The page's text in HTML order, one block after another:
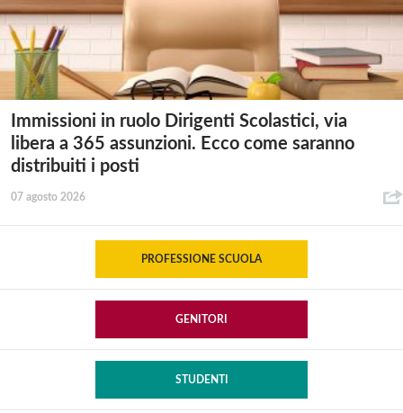
Immissioni in ruolo Dirigenti Scolastici, via
libera a 365 assunzioni. Ecco come saranno
distribuiti i posti
07 agosto 2026
PROFESSIONE SCUOLA
GENITORI
STUDENTI